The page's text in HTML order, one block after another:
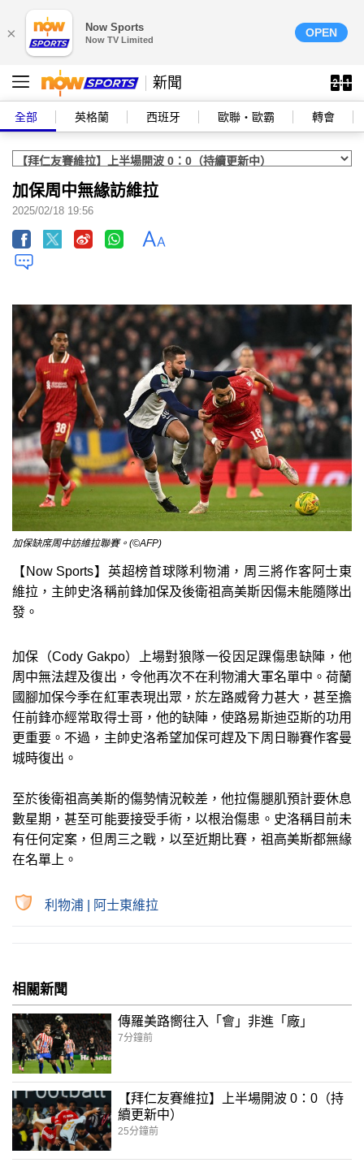
× Now Sports
Now TV Limited
OPEN
新聞
全部 英格蘭 西班牙 歐聯‧歐霸 轉會
加保周中無緣訪維拉
2025/02/18 19:56
加保缺席周中訪維拉聯賽。(©AFP)
【Now Sports】英超榜首球隊利物浦，周三將作客阿士東
維拉，主帥史洛稱前鋒加保及後衛祖高美斯因傷未能隨隊出
發。
加保（Cody Gakpo）上場對狼隊一役因足踝傷患缺陣，他
周中無法趕及復出，令他再次不在利物浦大軍名單中。荷蘭
國腳加保今季在紅軍表現出眾，於左路威脅力甚大，甚至擔
任前鋒亦經常取得士哥，他的缺陣，使路易斯迪亞斯的功用
更重要。不過，主帥史洛希望加保可趕及下周日聯賽作客曼
城時復出。
至於後衛祖高美斯的傷勢情況較差，他拉傷腿肌預計要休息
數星期，甚至可能要接受手術，以根治傷患。史洛稱目前未
有任何定案，但周三之戰，以至近期比賽，祖高美斯都無緣
在名單上。
利物浦 阿士東維拉
相關新聞
傳羅美路嚮往入「會」非進「廠」
7分鐘前
【拜仁友賽維拉】上半場開波 0：0（持
續更新中）
25分鐘前